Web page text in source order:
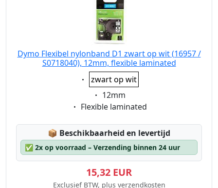
Dymo Flexibel nylonband D1 zwart op wit (16957 /
S0718040), 12mm, flexible laminated
Eigenschaft:
zwart op wit
Eigenschaft:
12mm
Eigenschaft:
Flexible laminated
📦 Lagerstatus:
Beschikbaarheid en levertijd
✅ 2x op voorraad – Verzending binnen 24 uur
15,32 EUR
Exclusief BTW, plus verzendkosten